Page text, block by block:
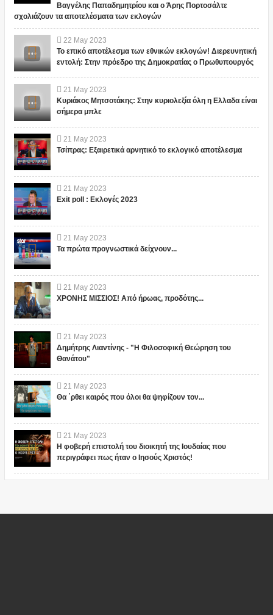
Βαγγέλης Παπαδημητρίου και ο Άρης Πορτοσάλτε
σχολιάζουν τα αποτελέσματα των εκλογών
22 May 2023
Το επικό αποτέλεσμα των εθνικών εκλογών! Διερευνητική
εντολή: Στην πρόεδρο της Δημοκρατίας ο Πρωθυπουργός
21 May 2023
Κυριάκος Μητσοτάκης: Στην κυριολεξία όλη η Ελλαδα είναι
σήμερα μπλε
21 May 2023
Τσίπρας: Εξαιρετικά αρνητικό το εκλογικό αποτέλεσμα
21 May 2023
Exit poll : Εκλογές 2023
21 May 2023
Τα πρώτα προγνωστικά δείχνουν...
21 May 2023
ΧΡΟΝΗΣ ΜΙΣΣΙΟΣ! Από ήρωας, προδότης...
21 May 2023
Δημήτρης Λιαντίνης - "Η Φιλοσοφική Θεώρηση του
Θανάτου"
21 May 2023
Θα ΄ρθει καιρός που όλοι θα ψηφίζουν τον...
21 May 2023
Η φοβερή επιστολή του διοικητή της Ιουδαίας που
περιγράφει πως ήταν ο Ιησούς Χριστός!